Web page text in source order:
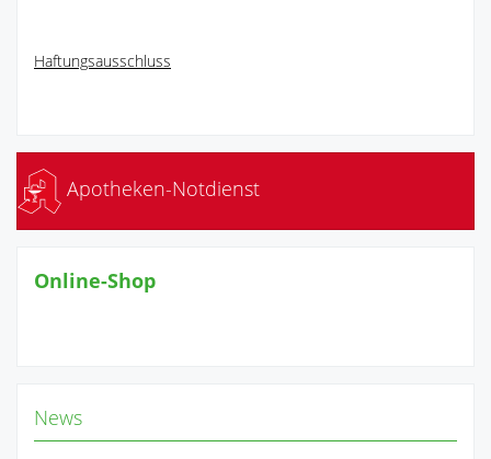
Haftungsausschluss
Apotheken-Notdienst
Online-Shop
News